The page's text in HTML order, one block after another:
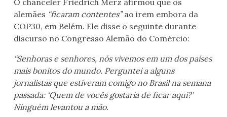
O chanceler Friedrich Merz afirmou que os
alemães “ficaram contentes”ao irem embora da
COP30, em Belém. Ele disse o seguinte durante
discurso no Congresso Alemão do Comércio:
“Senhoras e senhores, nós vivemos em um dos países
mais bonitos do mundo. Perguntei a alguns
jornalistas que estiveram comigo no Brasil na semana
passada: ‘Quem de vocês gostaria de ficar aqui?’
Ninguém levantou a mão.